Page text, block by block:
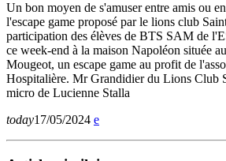
Un bon moyen de s'amuser entre amis ou
l'escape game proposé par le lions club
participation des élèves de BTS SAM de
ce week-end à la maison Napoléon située
Mougeot, un escape game au profit de
Hospitalière. Mr Grandidier du Lions Club
micro de Lucienne Stalla
today17/05/2024